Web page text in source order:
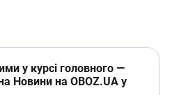
у курсі головного —
Новини на OBOZ.UA у